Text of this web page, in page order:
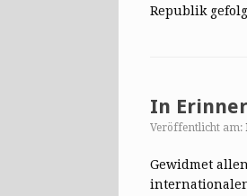
Republik
In
Veröffentlicht am:
Gewidmet